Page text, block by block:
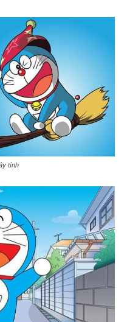
tính